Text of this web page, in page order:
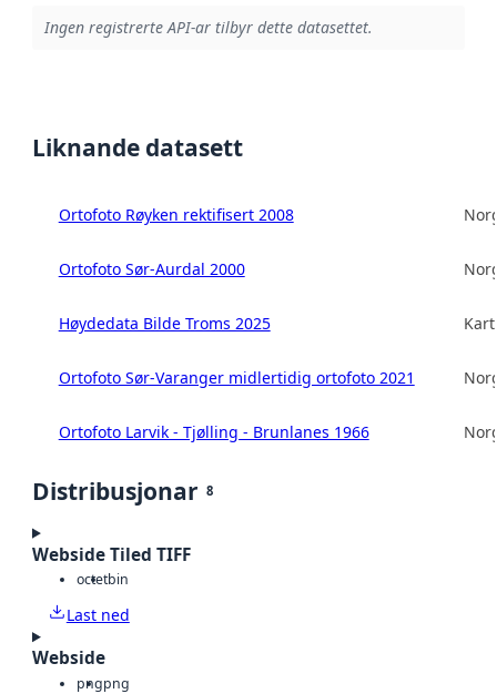
Ingen registrerte API-ar tilbyr dette datasettet.
Liknande datasett
Ortofoto Røyken rektifisert 2008
Ortofoto Sør-Aurdal 2000
Høydedata Bilde Troms 2025
Ortofoto Sør-Varanger midlertidig ortofoto 2021
Ortofoto Larvik - Tjølling - Brunlanes 1966
Distribusjonar 8
Webside Tiled TIFF
octetbin
Last ned
Webside
pngpng